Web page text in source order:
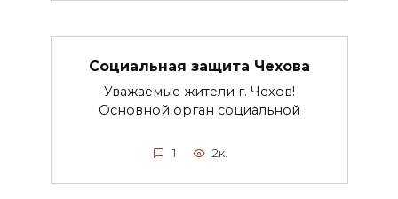
Социальная защита Чехова
Уважаемые жители г. Чехов!
Основной орган социальной
1 2к.